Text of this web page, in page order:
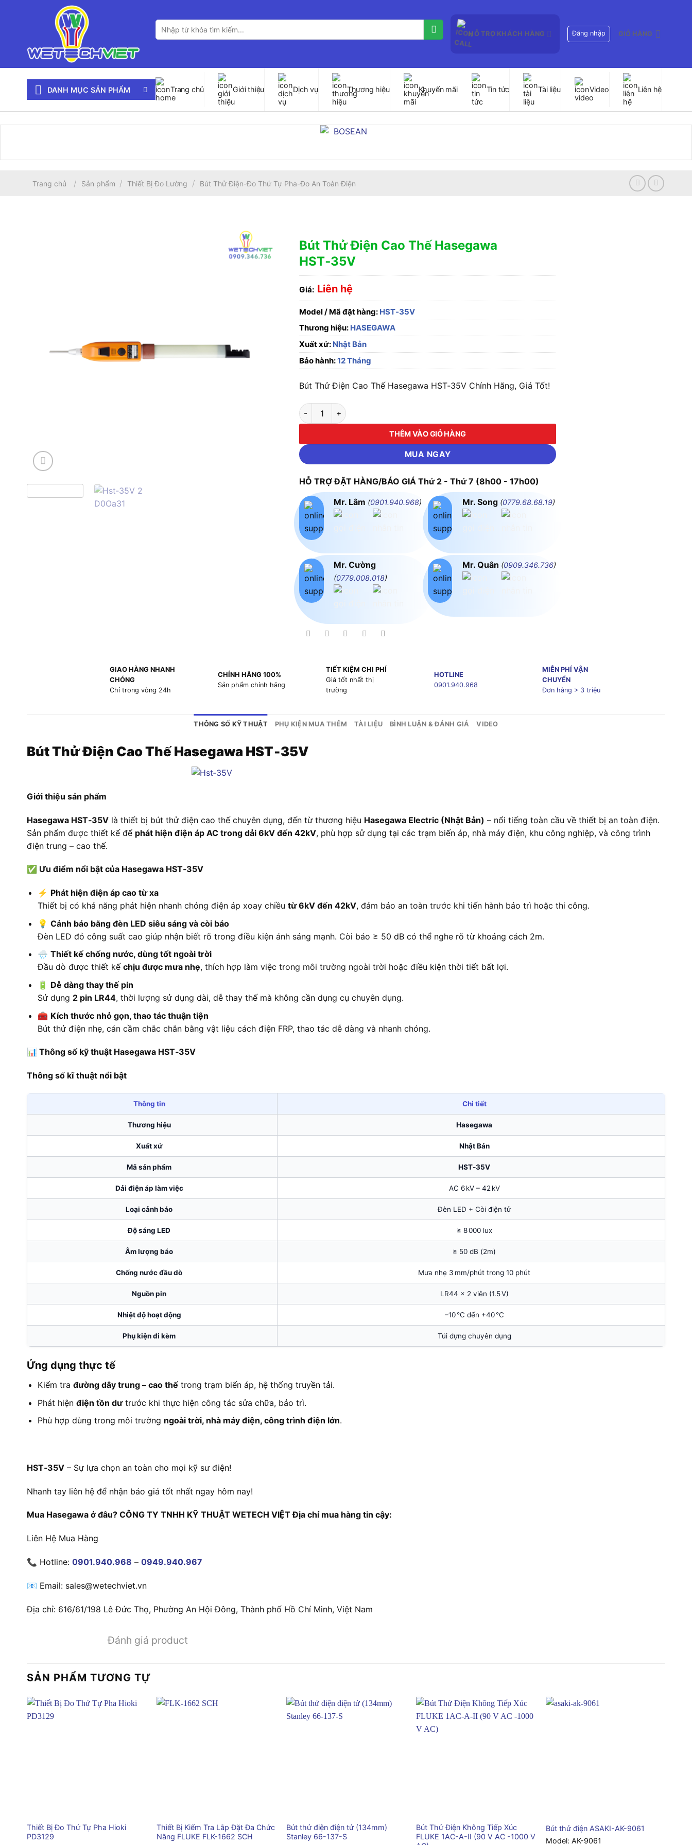
Tìm
kiếm:
HỖ TRỢ KHÁCH HÀNG Đăng nhập GIỎ HÀNG
DANH MỤC SẢN PHẨM Trang chủ Giới thiệu Dịch vụ Thương hiệu Khuyến mãi Tin tức Tài liệu Video Liên hệ
Trang chủ / Sản phẩm / Thiết Bị Đo Lường / Bút Thử Điện-Đo Thứ Tự Pha-Đo An Toàn Điện
Bút Thử Điện Cao Thế Hasegawa
HST‑35V
Giá: Liên hệ
Model / Mã đặt hàng: HST‑35V
Thương hiệu: HASEGAWA
Xuất xứ: Nhật Bản
Bảo hành:12 Tháng
Bút Thử Điện Cao Thế Hasegawa HST‑35V Chính Hãng, Giá Tốt!
Bút Thử Điện Cao Thế Hasegawa HST‑35V số lượng
THÊM VÀO GIỎ HÀNG
MUA NGAY
HỖ TRỢ ĐẶT HÀNG/BÁO GIÁ Thứ 2 - Thứ 7 (8h00 - 17h00)
Mr. Lâm (0901.940.968)
Mr. Cường
(0779.008.018)
Mr. Song (0779.68.68.19)
Mr. Quân (0909.346.736)
GIAO HÀNG NHANH
CHÓNG
Chỉ trong vòng 24h
CHÍNH HÃNG 100%
Sản phẩm chính hãng
TIẾT KIỆM CHI PHÍ
Giá tốt nhất thị
trường
HOTLINE
0901.940.968
MIỄN PHÍ VẬN
CHUYỂN
Đơn hàng > 3 triệu
THÔNG SỐ KỸ THUẬT PHỤ KIỆN MUA THÊM TÀI LIỆU BÌNH LUẬN & ĐÁNH GIÁ VIDEO
Bút Thử Điện Cao Thế Hasegawa HST‑35V
Giới thiệu sản phẩm
Hasegawa HST‑35V là thiết bị bút thử điện cao thế chuyên dụng, đến từ thương hiệu Hasegawa Electric (Nhật Bản) – nổi tiếng toàn cầu về thiết bị an toàn điện.
Sản phẩm được thiết kế để phát hiện điện áp AC trong dải 6kV đến 42kV, phù hợp sử dụng tại các trạm biến áp, nhà máy điện, khu công nghiệp, và công trình
điện trung – cao thế.
✅ Ưu điểm nổi bật của Hasegawa HST‑35V
⚡ Phát hiện điện áp cao từ xa
Thiết bị có khả năng phát hiện nhanh chóng điện áp xoay chiều từ 6kV đến 42kV, đảm bảo an toàn trước khi tiến hành bảo trì hoặc thi công.
💡 Cảnh báo bằng đèn LED siêu sáng và còi báo
Đèn LED đỏ công suất cao giúp nhận biết rõ trong điều kiện ánh sáng mạnh. Còi báo ≥ 50 dB có thể nghe rõ từ khoảng cách 2m.
🌧 Thiết kế chống nước, dùng tốt ngoài trời
Đầu dò được thiết kế chịu được mưa nhẹ, thích hợp làm việc trong môi trường ngoài trời hoặc điều kiện thời tiết bất lợi.
🔋 Dễ dàng thay thế pin
Sử dụng 2 pin LR44, thời lượng sử dụng dài, dễ thay thế mà không cần dụng cụ chuyên dụng.
🧰 Kích thước nhỏ gọn, thao tác thuận tiện
Bút thử điện nhẹ, cán cầm chắc chắn bằng vật liệu cách điện FRP, thao tác dễ dàng và nhanh chóng.
📊 Thông số kỹ thuật Hasegawa HST‑35V
Thông số kĩ thuật nổi bật
Thông tin Chi tiết
Thương hiệu Hasegawa
Xuất xứ Nhật Bản
Mã sản phẩm HST‑35V
Dải điện áp làm việc AC 6 kV – 42 kV
Loại cảnh báo Đèn LED + Còi điện tử
Độ sáng LED ≥ 8 000 lux
Âm lượng báo ≥ 50 dB (2m)
Chống nước đầu dò Mưa nhẹ 3 mm/phút trong 10 phút
Nguồn pin LR44 × 2 viên (1.5 V)
Nhiệt độ hoạt động –10 °C đến +40 °C
Phụ kiện đi kèm Túi đựng chuyên dụng
Ứng dụng thực tế
Kiểm tra đường dây trung – cao thếtrong trạm biến áp, hệ thống truyền tải.
Phát hiện điện tồn dưtrước khi thực hiện công tác sửa chữa, bảo trì.
Phù hợp dùng trong môi trường ngoài trời, nhà máy điện, công trình điện lớn.
HST‑35V – Sự lựa chọn an toàn cho mọi kỹ sư điện!
Nhanh tay liên hệ để nhận báo giá tốt nhất ngay hôm nay!
Mua Hasegawa ở đâu? CÔNG TY TNHH KỸ THUẬT WETECH VIỆT Địa chỉ mua hàng tin cậy:
Liên Hệ Mua Hàng
📞 Hotline: 0901.940.968 – 0949.940.967
📧 Email: sales@wetechviet.vn
Địa chỉ: 616/61/198 Lê Đức Thọ, Phường An Hội Đông, Thành phố Hồ Chí Minh, Việt Nam
Đánh giá product
SẢN PHẨM TƯƠNG TỰ
Thiết Bị Đo Thứ Tự Pha Hioki
PD3129
Thiết Bị Kiểm Tra Lắp Đặt Đa Chức
Năng FLUKE FLK-1662 SCH
Bút thử điện điện tử (134mm)
Stanley 66-137-S
Bút Thử Điện Không Tiếp Xúc
FLUKE 1AC-A-II (90 V AC -1000 V
Bút thử điện ASAKI-AK-9061
Model: AK-9061